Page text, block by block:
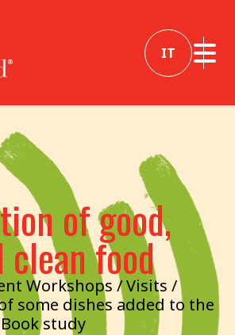
IT
of good,
clean food
Workshops / Visits /
some dishes added to the
study